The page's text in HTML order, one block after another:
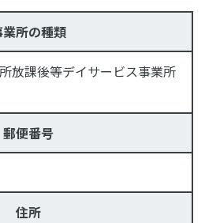
所の種類
放課後等デイサービス事業所
郵便番号
住所